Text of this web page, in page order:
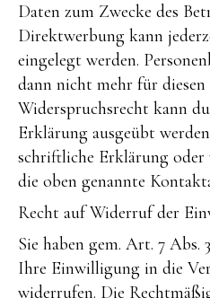
Daten zum Zwecke des
Direktwerbung kann
eingelegt werden.
dann nicht mehr für
Widerspruchsrecht kann
Erklärung ausgeübt
schriftliche Erklärung oder
die oben genannte
Recht auf Widerruf der
Sie haben gem. Art. 7
Ihre Einwilligung in die
widerrufen. Die